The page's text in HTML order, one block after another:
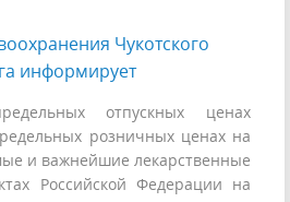
Чукотского
информирует
отпускных ценах
розничных ценах на
и важнейшие лекарственные
Российской Федерации на